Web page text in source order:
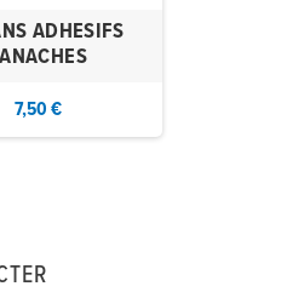
ADHESIFS
7,50 €